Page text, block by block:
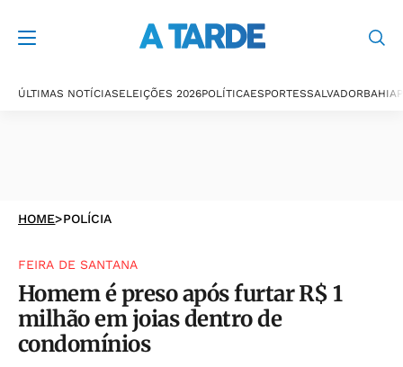
ÚLTIMAS NOTÍCIASELEIÇÕES 2026POLÍTICAESPORTESSALVADORBAHIA
HOME>POLÍCIA
FEIRA DE SANTANA
Homem é preso após furtar R$ 1
milhão em joias dentro de
condomínios